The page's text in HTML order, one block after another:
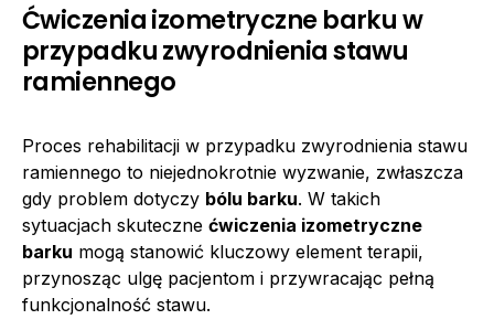
Ćwiczenia izometryczne barku w
przypadku zwyrodnienia stawu
ramiennego
Proces rehabilitacji w przypadku zwyrodnienia stawu
ramiennego to niejednokrotnie wyzwanie, zwłaszcza
gdy problem dotyczy bólu barku. W takich
sytuacjach skuteczne ćwiczenia izometryczne
barku mogą stanowić kluczowy element terapii,
przynosząc ulgę pacjentom i przywracając pełną
funkcjonalność stawu.